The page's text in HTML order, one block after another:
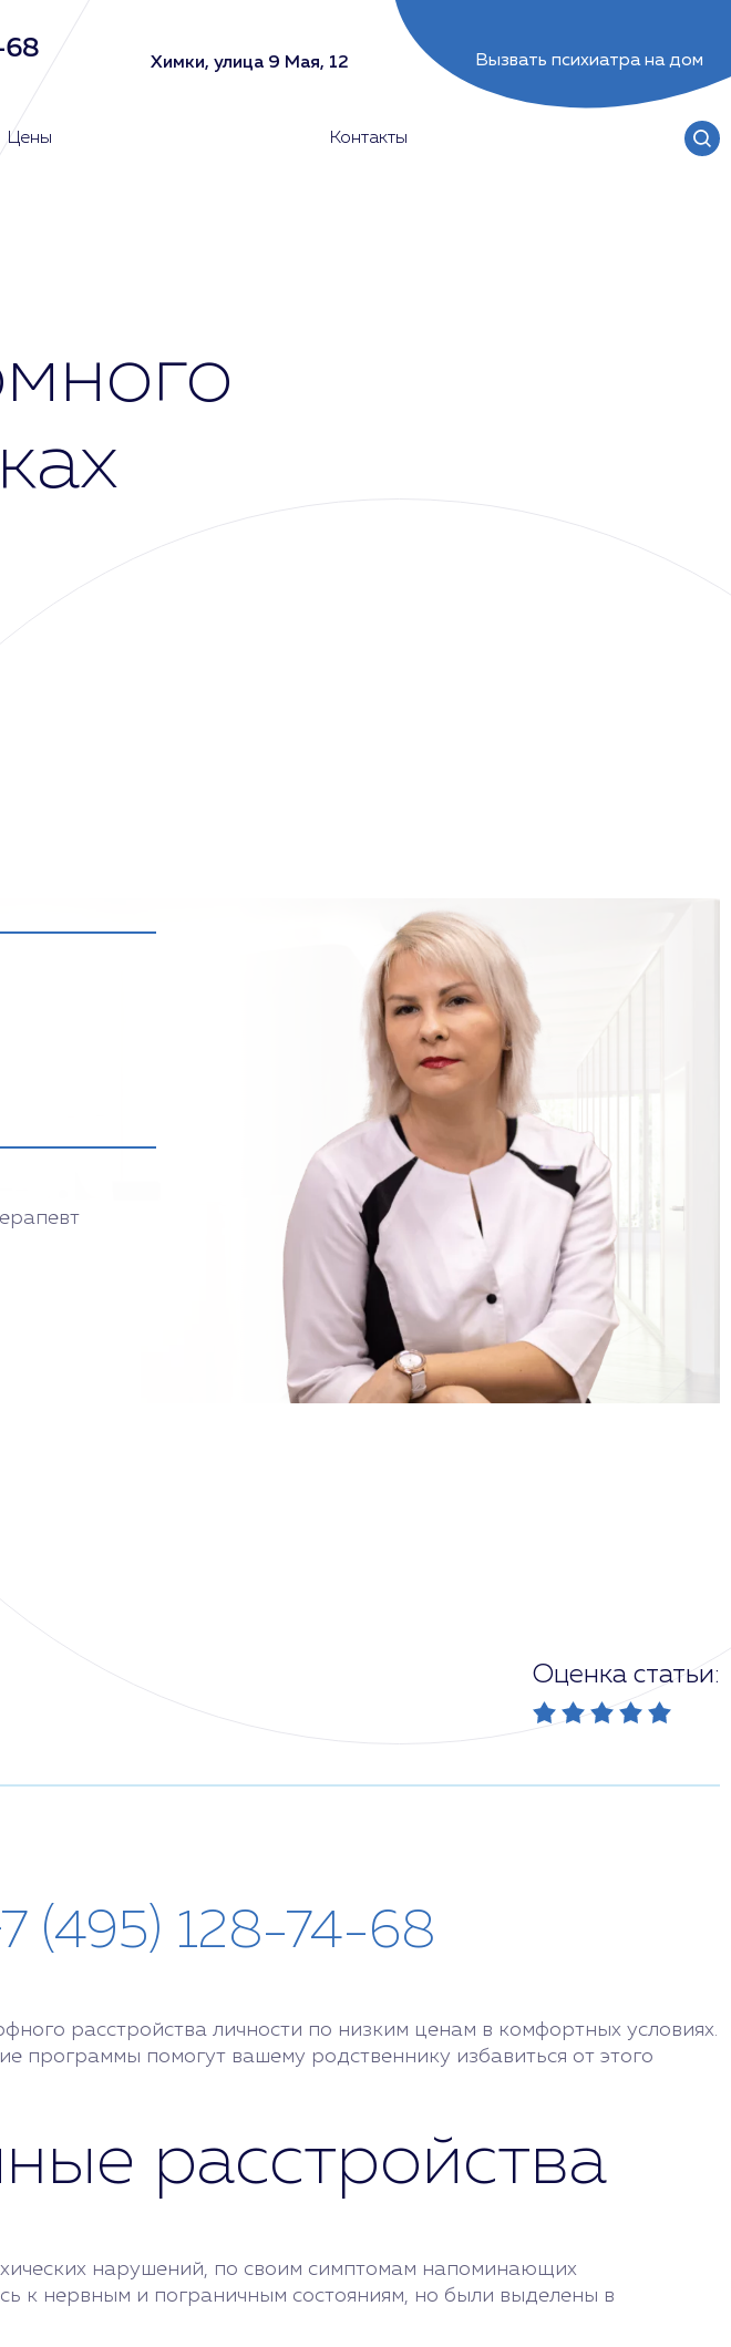
68
Химки, улица 9 Мая, 12 Вызвать психиатра на дом
Цены Контакты
Оценка статьи:
(495) 128-74-68
расстройства личности по низким ценам в комфортных условиях.
программы помогут вашему родственнику избавиться от этого
расстройства
нарушений, по своим симптомам напоминающих
к нервным и пограничным состояниям, но были выделены в